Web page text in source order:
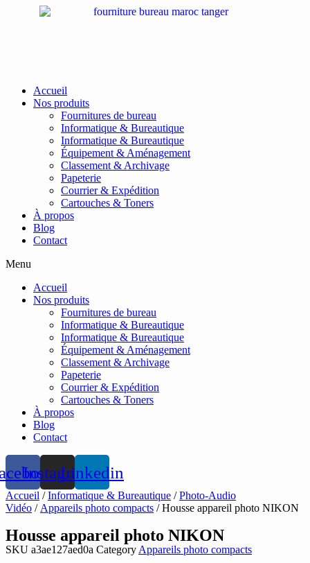
Accueil
Nos produits
Fournitures de bureau
Informatique & Bureautique
Informatique & Bureautique
Équipement & Aménagement
Classement & Archivage
Papeterie
Courrier & Expédition
Cartouches & Toners
À propos
Blog
Contact
Menu
Accueil
Nos produits
Fournitures de bureau
Informatique & Bureautique
Informatique & Bureautique
Équipement & Aménagement
Classement & Archivage
Papeterie
Courrier & Expédition
Cartouches & Toners
À propos
Blog
Contact
InstagramLinkedin
Accueil /Informatique & Bureautique /Photo-Audio
Vidéo / Appareils photo compacts / Housse appareil photo NIKON
Housse appareil photo NIKON
SKU a3ae127aed0a Category Appareils photo compacts